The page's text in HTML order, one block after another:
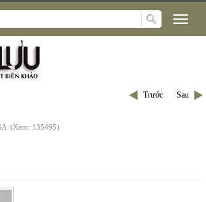
Trước Sau
(Xem: 135495)